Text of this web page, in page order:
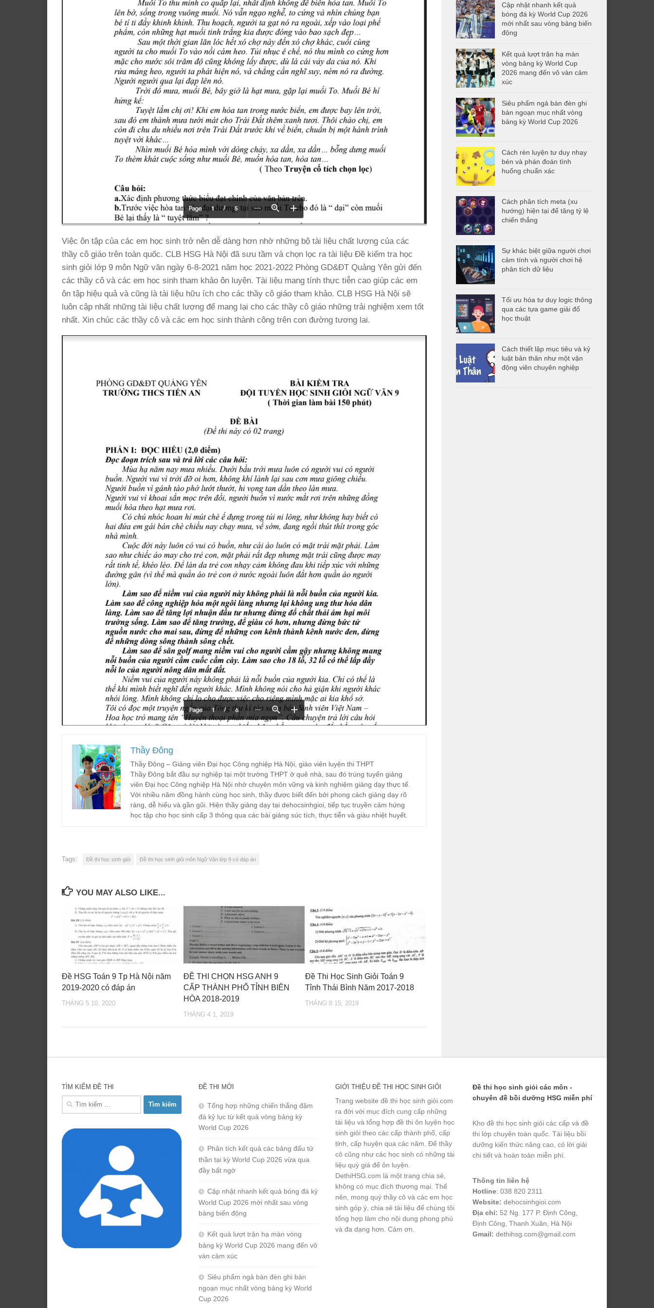
Việc ôn tập của các em học sinh trở nên dễ dàng hơn nhờ những bộ tài liệu chất lượng của các
thầy cô giáo trên toàn quốc. CLB HSG Hà Nội đã sưu tầm và chọn lọc ra tài liệu Đề kiểm tra học
sinh giỏi lớp 9 môn Ngữ văn ngày 6-8-2021 năm học 2021-2022 Phòng GD&ĐT Quảng Yên gửi đến
các thầy cô và các em học sinh tham khảo ôn luyện. Tài liệu mang tính thực tiễn cao giúp các em
ôn tập hiệu quả và cũng là tài liệu hữu ích cho các thầy cô giáo tham khảo. CLB HSG Hà Nội sẽ
luôn cập nhất những tài liệu chất lượng để mang lại cho các thầy cô giáo những trải nghiệm xem tốt
nhất. Xin chúc các thầy cô và các em học sinh thành công trên con đường tương lai.
Thầy Đông
Thầy Đông – Giảng viên Đại học Công nghiệp Hà Nội, giáo viên luyện thi THPT
Thầy Đông bắt đầu sự nghiệp tại một trường THPT ở quê nhà, sau đó trúng tuyển giảng
viên Đại học Công nghiệp Hà Nội nhờ chuyên môn vững và kinh nghiệm giảng dạy thực tế.
Với nhiều năm đồng hành cùng học sinh, thầy được biết đến bởi phong cách giảng dạy rõ
ràng, dễ hiểu và gần gũi. Hiện thầy giảng dạy tại dehocsinhgioi, tiếp tục truyền cảm hứng
học tập cho học sinh cấp 3 thông qua các bài giảng súc tích, thực tiễn và giàu nhiệt huyết.
Tags: Đề thi học sinh giỏi Đề thi học sinh giỏi môn Ngữ Văn lớp 9 có đáp án
YOU MAY ALSO LIKE...
Đề HSG Toán 9 Tp Hà Nội năm
2019-2020 có đáp án
THÁNG 5 10, 2020
ĐỀ THI CHỌN HSG ANH 9
CẤP THÀNH PHỐ TỈNH BIÊN
HÒA 2018-2019
THÁNG 4 1, 2019
Đề Thi Học Sinh Giỏi Toán 9
Tỉnh Thái Bình Năm 2017-2018
THÁNG 8 15, 2019
Cập nhật nhanh kết quả
bóng đá kỳ World Cup 2026
mới nhất sau vòng bảng biến
động
Kết quả lượt trận hạ màn
vòng bảng kỳ World Cup
2026 mang đến vô vàn cảm
xúc
Siêu phẩm ngả bàn đèn ghi
bàn ngoạn mục nhất vòng
bảng kỳ World Cup 2026
Cách rèn luyện tư duy nhạy
bén và phán đoán tình
huống chuẩn xác
Cách phân tích meta (xu
hướng) hiện tại để tăng tỷ lệ
chiến thắng
Sự khác biệt giữa người chơi
cảm tính và người chơi hệ
phân tích dữ liệu
Tối ưu hóa tư duy logic thông
qua các tựa game giải đố
học thuật
Cách thiết lập mục tiêu và kỷ
luật bản thân như một vận
động viên chuyên nghiệp
TÌM KIẾM ĐỀ THI
Tìm
ĐỀ THI MỚI
Tổng hợp những chiến thắng đậm
đà kỷ lục từ kết quả vòng bảng kỳ
World Cup 2026
Phân tích kết quả các bảng đấu tử
thần tại kỳ World Cup 2026 vừa qua
đầy bất ngờ
Cập nhật nhanh kết quả bóng đá kỳ
World Cup 2026 mới nhất sau vòng
bảng biến động
Kết quả lượt trận hạ màn vòng
bảng kỳ World Cup 2026 mang đến vô
vàn cảm xúc
Siêu phẩm ngả bàn đèn ghi bàn
ngoạn mục nhất vòng bảng kỳ World
Cup 2026
GIỚI THIỆU ĐỀ THI HỌC SINH GIỎI
Trang website đề thi học sinh giỏi.com
ra đời với mục đích cung cấp những
tài liệu và tổng hợp đề thi ôn luyện học
sinh giỏi theo các cấp thành phố, cấp
tỉnh, cấp huyện qua các năm. Để thầy
cô cũng như các học sinh có những tài
liệu quý giá để ôn luyện.
DethiHSG.com là một trang chia sẻ,
không có mục đích thương mại. Thế
nên, mong quý thầy cô và các em học
sinh góp ý, chia sẻ tài liệu để chúng tôi
tổng hợp làm cho nội dung phong phú
và đa dạng hơn. Cảm ơn.
Đề thi học sinh giỏi các môn -
chuyên đề bồi dưỡng HSG miễn phí
Kho đề thi học sinh giỏi các cấp và đề
thi lớp chuyên toàn quốc. Tài liệu bồi
dưỡng kiến thức nâng cao, có lời giải
chi tiết và hoàn toàn miễn phí.
Thông tin liên hệ
Hotline: 038 820 2311
Website: dehocsinhgioi.com
Địa chỉ: 52 Ng. 177 P. Định Công,
Định Công, Thanh Xuân, Hà Nội
Gmail: dethihsg.com@gmail.com